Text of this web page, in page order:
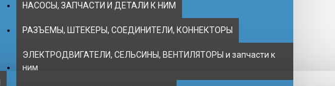
НАСОСЫ, ЗАПЧАСТИ И ДЕТАЛИ К НИМ
РАЗЪЕМЫ, ШТЕКЕРЫ, СОЕДИНИТЕЛИ, КОННЕКТОРЫ
ЭЛЕКТРОДВИГАТЕЛИ, CЕЛЬСИНЫ, ВЕНТИЛЯТОРЫ и запчасти к
ним